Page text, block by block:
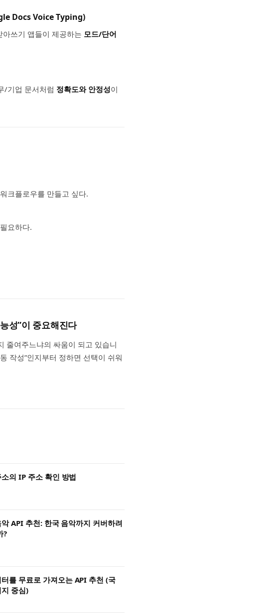
Docs Voice Typing)
쓰기 앱들이 제공하는 모드/단어
/기업 문서처럼 정확도와 안정성이
크플로우를 만들고 싶다.
요하다.
성”이 중요해진다
줄여주느냐의 싸움이 되고 있습니
작성”인지부터 정하면 선택이 쉬워
의 IP 주소 확인 방법
API 추천: 한국 음악까지 커버하려
?
를 무료로 가져오는 API 추천 (국
중심)